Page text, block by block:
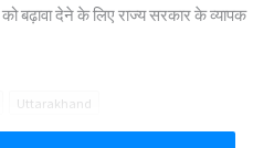
बढ़ावा देने के लिए राज्य सरकार के व्यापक
Uttarakhand